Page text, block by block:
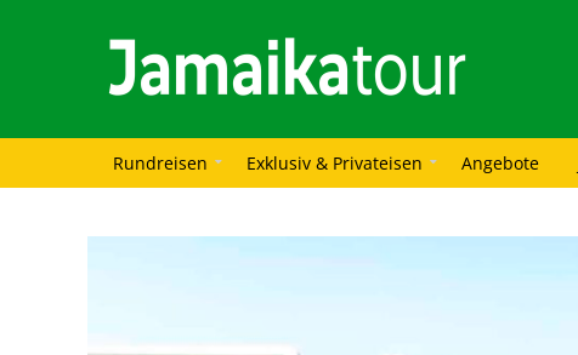
Rundreisen Exklusiv & Privateisen Angebote